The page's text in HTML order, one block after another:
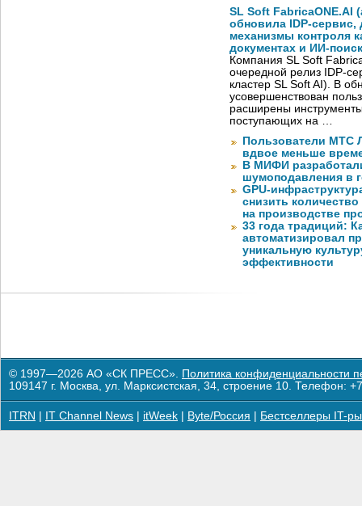
SL Soft FabricaONE.AI
обновила IDP-
механизмы контроля
документах и ИИ-поиск
Компания SL Soft
очередной релиз IDP-
кластер SL Soft AI). В
усовершенствован
расширены
поступающих на …
Пользователи МТС
вдвое меньше
В МИФИ
шумоподавления в
GPU-
снизить
на производстве
33 года традиций:
автоматизировал
уникальную
эффективности
© 1997—2026 АО «СК ПРЕСС». Политика конфиденциальности
109147 г. Москва, ул. Марксистская, 34, строение 10. Телефон:
ITRN IT Channel News itWeek Byte/Россия Бестселлеры IT-